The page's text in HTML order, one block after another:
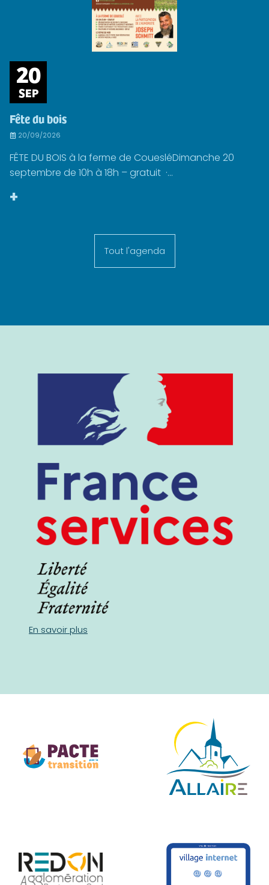
20
SEP
Fête du bois
20/09/2026
FÊTE DU BOIS à la ferme de CouesléDimanche 20
septembre de 10h à 18h – gratuit ·...
+
Tout l'agenda
En savoir plus